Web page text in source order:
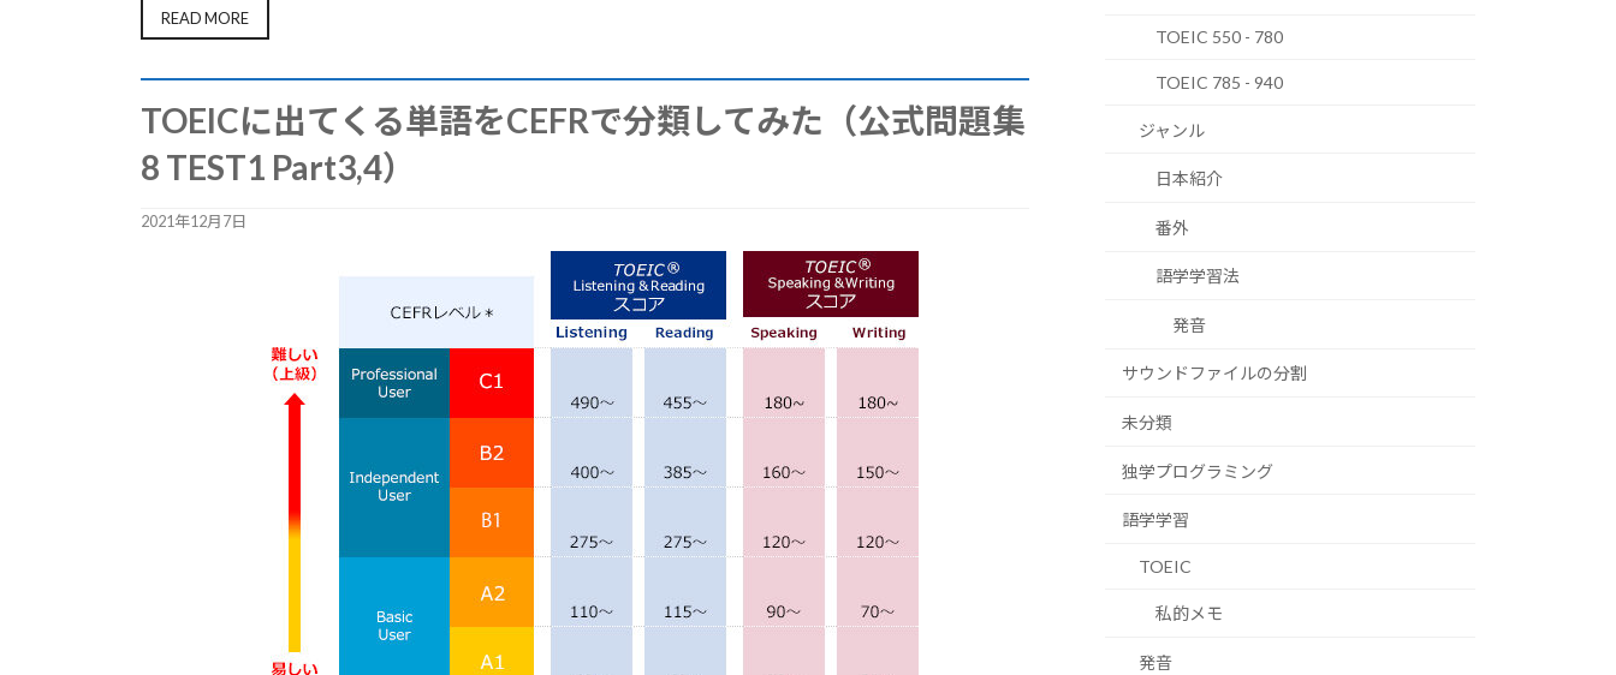
READ MORE
TOEICに出てくる単語をCEFRで分類してみた（公式問題集
8 TEST1 Part3,4）
2021年12月7日
TOEIC 550 - 780
TOEIC 785 - 940
ジャンル
日本紹介
番外
語学学習法
発音
サウンドファイルの分割
未分類
独学プログラミング
語学学習
TOEIC
私的メモ
発音